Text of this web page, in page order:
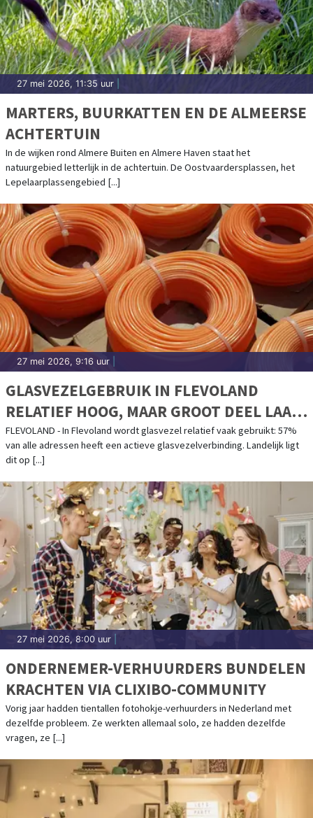
27 mei 2026, 11:35 uur
MARTERS, BUURKATTEN EN DE ALMEERSE
ACHTERTUIN
In de wijken rond Almere Buiten en Almere Haven staat het
natuurgebied letterlijk in de achtertuin. De Oostvaardersplassen, het
Lepelaarplassengebied [...]
27 mei 2026, 9:16 uur
GLASVEZELGEBRUIK IN FLEVOLAND
RELATIEF HOOG, MAAR GROOT DEEL LAAT
DE KANS NOG LIGGEN
FLEVOLAND - In Flevoland wordt glasvezel relatief vaak gebruikt: 57%
van alle adressen heeft een actieve glasvezelverbinding. Landelijk ligt
dit op [...]
27 mei 2026, 8:00 uur
ONDERNEMER-VERHUURDERS BUNDELEN
KRACHTEN VIA CLIXIBO-COMMUNITY
Vorig jaar hadden tientallen fotohokje-verhuurders in Nederland met
dezelfde probleem. Ze werkten allemaal solo, ze hadden dezelfde
vragen, ze [...]